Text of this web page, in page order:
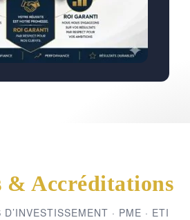
& Accréditations
· PME · ETI